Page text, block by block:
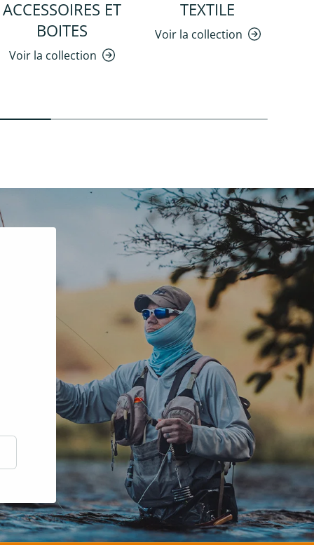
ACCESSOIRES ET
BOITES
Voir la collection
TEXTILE
Voir la collection